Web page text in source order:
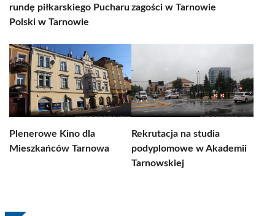
rundę piłkarskiego Pucharu
Polski w Tarnowie
zagości w Tarnowie
Plenerowe Kino dla
Mieszkańców Tarnowa
Rekrutacja na studia
podyplomowe w Akademii
Tarnowskiej